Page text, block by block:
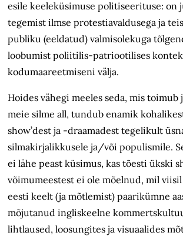
esile keeleküsimuse politiseerituse: on
tegemist ilmse protestiavaldusega ja
publiku (eeldatud) valmisolekuga
loobumist poliitilis-patriootilises
kodumaareetmiseni välja.
Hoides vähegi meeles seda, mis toimub
meie silme all, tundub enamik
show’dest ja -draamadest tegelikult
silmakirjalikkusele ja/või populismile.
ei lähe peast küsimus, kas tõesti ükski
võimumeestest ei ole mõelnud, mil viisil
eesti keelt (ja mõtlemist) paarikümne
mõjutanud ingliskeelne
lihtlaused, loosungites ja visuaalides